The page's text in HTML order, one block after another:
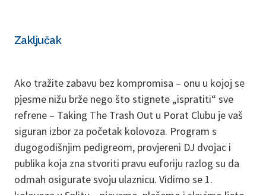
Zaključak
Ako tražite zabavu bez kompromisa – onu u kojoj se
pjesme nižu brže nego što stignete „ispratiti“ sve
refrene – Taking The Trash Out u Porat Clubu je vaš
siguran izbor za početak kolovoza. Program s
dugogodišnjim pedigreom, provjereni DJ dvojac i
publika koja zna stvoriti pravu euforiju razlog su da
odmah osigurate svoju ulaznicu. Vidimo se 1.